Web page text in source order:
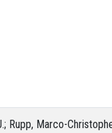
Marco-